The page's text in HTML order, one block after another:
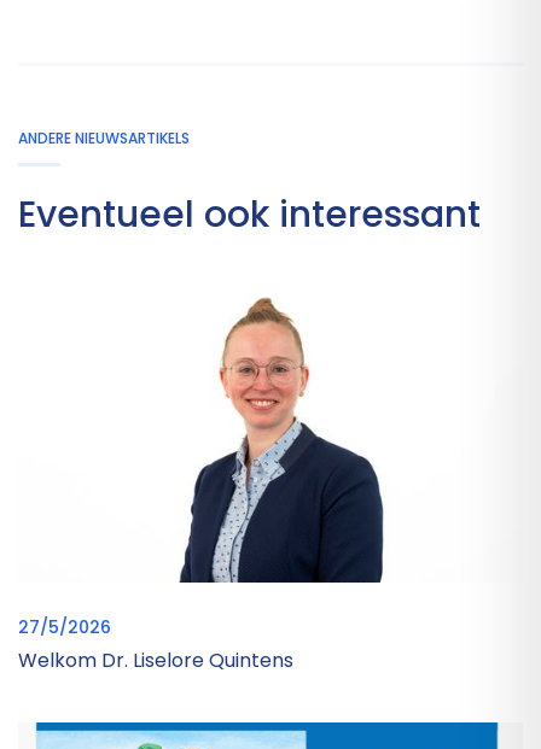
ANDERE NIEUWSARTIKELS
Eventueel ook interessant
27/5/2026
Welkom Dr. Liselore Quintens